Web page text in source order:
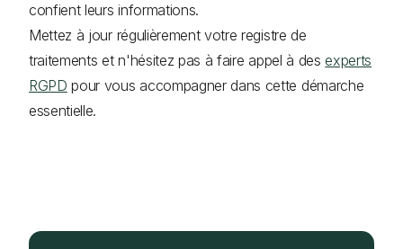
confient leurs informations.
Mettez à jour régulièrement votre registre de
traitements et n'hésitez pas à faire appel à desexperts
RGPD pour vous accompagner dans cette démarche
essentielle.